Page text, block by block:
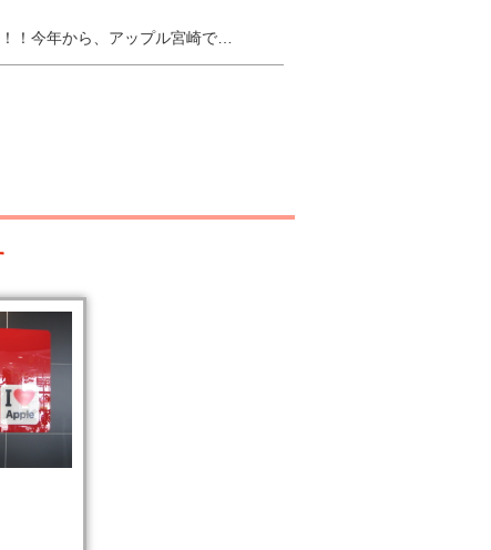
！今年から、アップル宮崎で…